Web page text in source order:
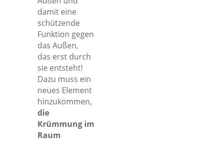
damit eine
schützende
Funktion gegen
das Außen,
das erst durch
sie entsteht!
Dazu muss ein
neues Element
hinzukommen,
die
Krümmung im
Raum